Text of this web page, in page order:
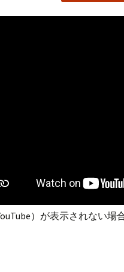
）が表示されない場